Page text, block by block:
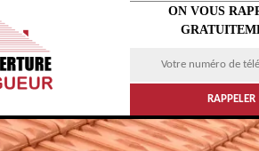
ON VOUS